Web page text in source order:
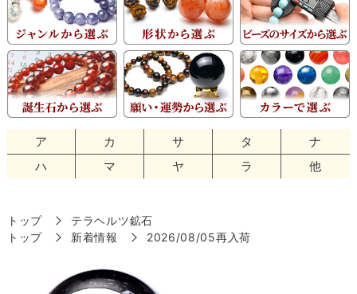
ア カ サ タ
ナ
ハ
マ ヤ ラ 他
トップ
テラヘルツ鉱石
トップ
新着情報 2026/08/05再入荷